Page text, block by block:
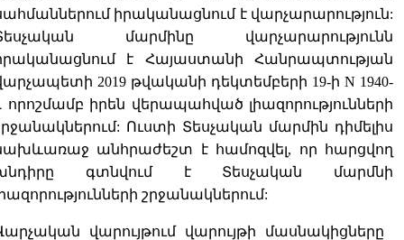
իրականացնում է վարչարարություն:
մարմինը վարչարարությունն
է Հայաստանի Հանրապտության
2019 թվականի դեկտեմբերի 19-ի N 1940-
որոշմամբ իրեն վերապահված լիազորությունների
Ուստի Տեսչական մարմին դիմելիս
անհրաժեշտ է համոզվել, որ հարցվող
գտնվում է Տեսչական մարմնի
շրջանակներում:
վարույթում վարույթի մասնակիցները